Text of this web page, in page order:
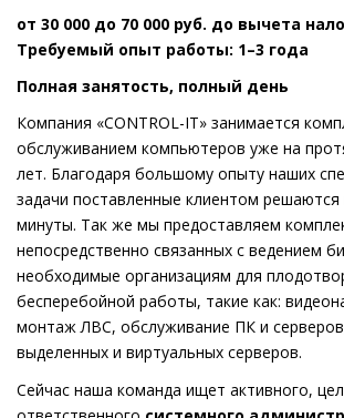
от 30 000 до 70 000 руб. до вычета
Требуемый опыт работы: 1–3 года
Полная занятость, полный день
Компания «CONTROL-IT» занимается
обслуживанием компьютеров уже на
лет. Благодаря большому опыту наших
задачи поставленные клиентом решаются
минуты. Так же мы предоставляем
непосредственно связанных с ведением
необходимые организациям для
бесперебойной работы, такие как:
монтаж ЛВС, обслуживание ПК и
выделенных и виртуальных серверов.
Сейчас наша команда ищет активного,